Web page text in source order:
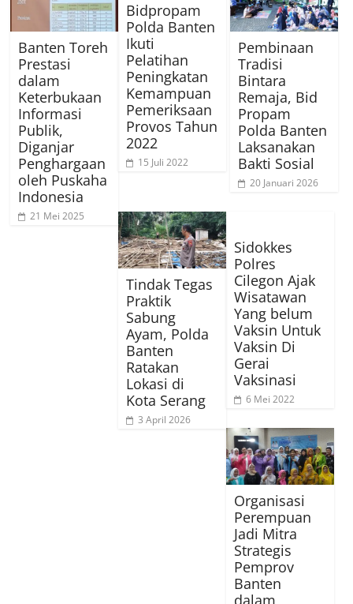
Banten Toreh
Prestasi
dalam
Keterbukaan
Informasi
Publik,
Diganjar
Penghargaan
oleh Puskaha
Indonesia
21 Mei 2025
Bidpropam
Polda Banten
Ikuti
Pelatihan
Peningkatan
Kemampuan
Pemeriksaan
Provos Tahun
2022
15 Juli 2022
Pembinaan
Tradisi
Bintara
Remaja, Bid
Propam
Polda Banten
Laksanakan
Bakti Sosial
20 Januari 2026
Tindak Tegas
Praktik
Sabung
Ayam, Polda
Banten
Ratakan
Lokasi di
Kota Serang
3 April 2026
Sidokkes
Polres
Cilegon Ajak
Wisatawan
Yang belum
Vaksin Untuk
Vaksin Di
Gerai
Vaksinasi
6 Mei 2022
Organisasi
Perempuan
Jadi Mitra
Strategis
Pemprov
Banten
dalam